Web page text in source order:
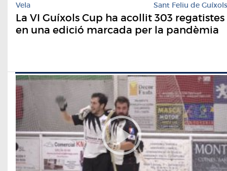
Vela Sant Feliu de Guíxols
La VI Guíxols Cup ha acollit 303 regatistes
en una edició marcada per la pandèmia